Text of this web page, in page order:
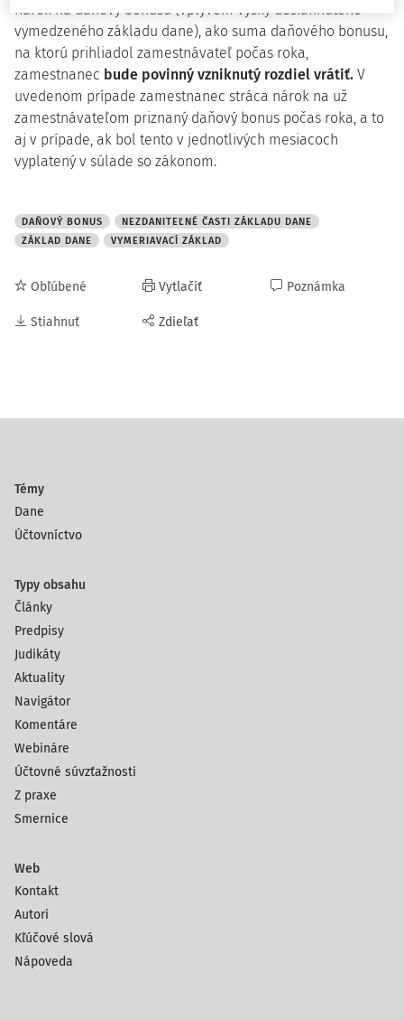
nárok na daňový bonusu (vplyvom výšky dosiahnutého
vymedzeného základu dane), ako suma daňového bonusu,
na ktorú prihliadol zamestnávateľ počas roka,
zamestnanec bude povinný vzniknutý rozdiel vrátiť. V
uvedenom prípade zamestnanec stráca nárok na už
zamestnávateľom priznaný daňový bonus počas roka, a to
aj v prípade, ak bol tento v jednotlivých mesiacoch
vyplatený v súlade so zákonom.
DAŇOVÝ BONUS
NEZDANITEĽNÉ ČASTI ZÁKLADU DANE
ZÁKLAD DANE
VYMERIAVACÍ ZÁKLAD
Obľúbené
Stiahnuť
Vytlačiť
Zdieľať
Poznámka
Témy
Dane
Účtovníctvo
Typy obsahu
Články
Predpisy
Judikáty
Aktuality
Navigátor
Komentáre
Webináre
Účtovné súvzťažnosti
Z praxe
Smernice
Web
Kontakt
Autori
Kľúčové slová
Nápoveda